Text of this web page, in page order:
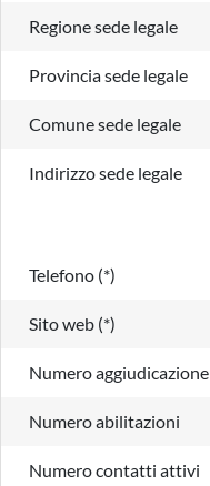
Regione sede legale
Provincia sede legale
Comune sede legale
Indirizzo sede legale
Telefono (*)
Sito web (*)
Numero aggiudicazione
Numero abilitazioni
Numero contatti attivi